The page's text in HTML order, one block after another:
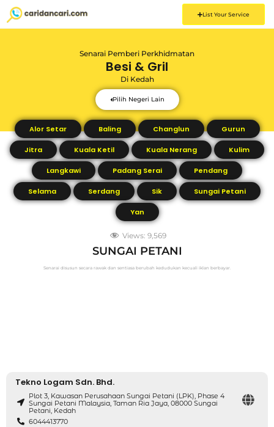
List Your Service
Senarai Pemberi Perkhidmatan
Besi & Gril
Di Kedah
Pilih Negeri Lain
Alor Setar Baling Changlun Gurun
Jitra Kuala Ketil Kuala Nerang Kulim
Langkawi Padang Serai Pendang
Selama Serdang Sik Sungai Petani
Yan
Views: 9,569
SUNGAI PETANI
Senarai disusun secara rawak dan sentiasa berubah kedudukan kecuali iklan berbayar.
Tekno Logam Sdn. Bhd.
Plot 3, Kawasan Perusahaan Sungai Petani (LPK), Phase 4
Sungai Petani Malaysia, Taman Ria Jaya, 08000 Sungai
Petani, Kedah
6044413770